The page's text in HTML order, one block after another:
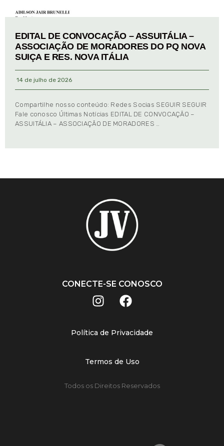
EDITAL DE CONVOCAÇÃO – ASSUITÁLIA –
ASSOCIAÇÃO DE MORADORES DO PQ NOVA
SUIÇA E RES. NOVA ITÁLIA
14 de julho de 2026
Compartilhe nosso conteúdo: Redes Socias SEGUIR SEGUIR
Fale conosco Últimas Notícias EDITAL DE CONVOCAÇÃO –
ASSUITÁLIA – ASSOCIAÇÃO DE MORADORES …
CONECTE-SE CONOSCO
Política de Privacidade
Termos de Uso
Todos os Direitos Reservados